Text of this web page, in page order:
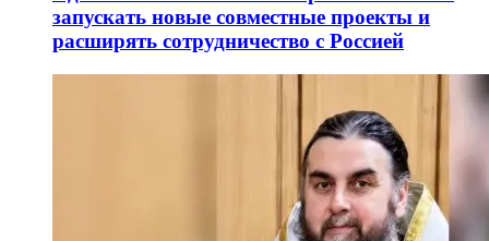
запускать новые совместные проекты и
расширять сотрудничество с Россией